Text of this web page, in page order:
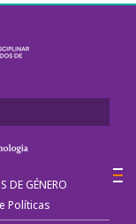
DE GÉNERO
Políticas